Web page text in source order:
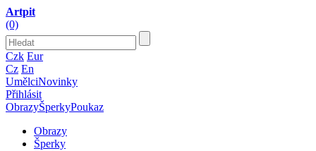
Artpit
(0)
Czk Eur
Cz En
UmělciNovinky
Přihlásit
ObrazyŠperkyPoukaz
Obrazy
Šperky